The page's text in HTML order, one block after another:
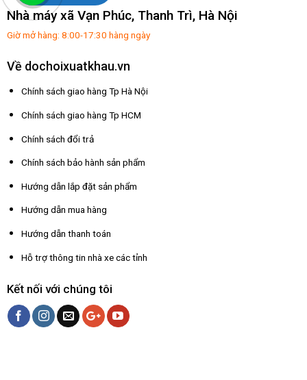
Nhà máy xã Vạn Phúc, Thanh Trì, Hà Nội
Giờ mở hàng: 8:00-17:30 hàng ngày
Về dochoixuatkhau.vn
Chính sách giao hàng Tp Hà Nội
Chính sách giao hàng Tp HCM
Chính sách đổi trả
Chính sách bảo hành sản phẩm
Hướng dẫn lắp đặt sản phẩm
Hướng dẫn mua hàng
Hướng dẫn thanh toán
Hỗ trợ thông tin nhà xe các tỉnh
Kết nối với chúng tôi